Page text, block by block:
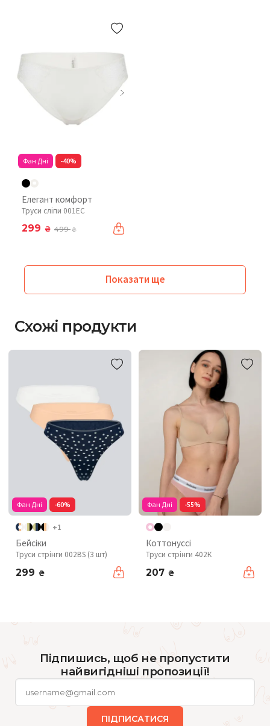
Фан Дні -40%
Елегант комфорт
Труси сліпи 001EC
299 ₴ 499₴
Показати ще
Схожі продукти
Фан Дні -60%
+1
Бейсіки
Труси стрінги 002BS (3 шт)
299 ₴
Фан Дні -55%
Коттонуссі
Труси стрінги 402К
207 ₴
Підпишись, щоб не пропустити
найвигідніші пропозиції!
ПІДПИСАТИСЯ